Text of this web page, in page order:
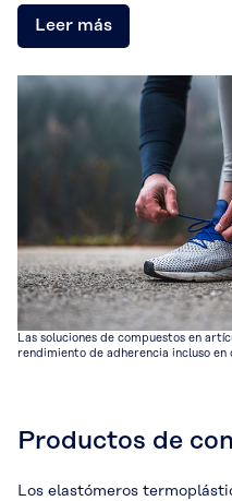
Leer más
Las soluciones de compuestos en
rendimiento de adherencia incluso en
Productos de
Los elastómeros